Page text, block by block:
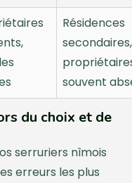
Résidences
secondaires,
souvent
du choix et de
serruriers nîmois
erreurs les plus